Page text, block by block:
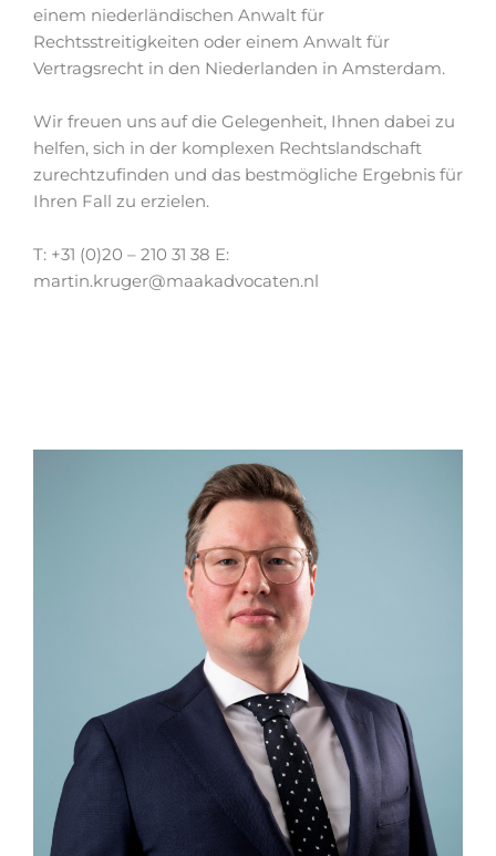
einem niederländischen Anwalt für
Rechtsstreitigkeiten oder einem Anwalt für
Vertragsrecht in den Niederlanden in Amsterdam.
Wir freuen uns auf die Gelegenheit, Ihnen dabei zu
helfen, sich in der komplexen Rechtslandschaft
zurechtzufinden und das bestmögliche Ergebnis für
Ihren Fall zu erzielen.
T: +31 (0)20 – 210 31 38 E:
martin.kruger@maakadvocaten.nl